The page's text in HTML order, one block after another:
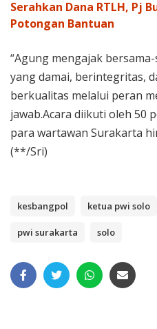
Serahkan Dana RTLH, Pj
Potongan Bantuan
“Agung mengajak
yang damai, berintegritas,
berkualitas melalui peran
jawab.Acara diikuti oleh 50
para wartawan Surakarta
(**/Sri)
kesbangpol ketua pwi solo
pwi surakarta solo